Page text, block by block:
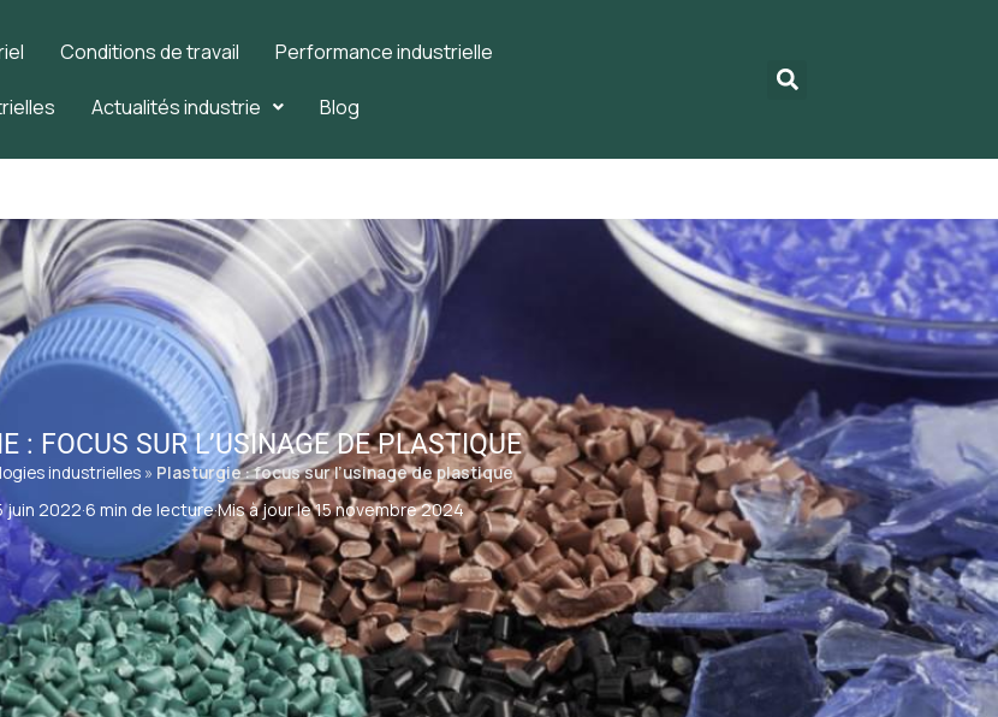
Conditions de travail Performance industrielle
Actualités industrie Blog
: FOCUS SUR L’USINAGE DE PLASTIQUE
industrielles» Plasturgie : focus sur l’usinage de plastique
juin 2022·6 min de lecture·Mis à jour le 15 novembre 2024